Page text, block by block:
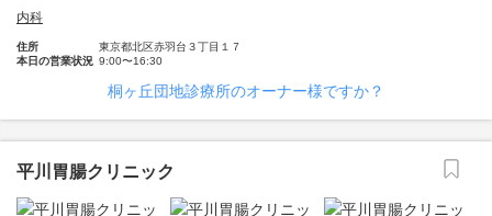
内科
住所
東京都北区赤羽台３丁目１７
本日の営業状況 9:00〜16:30
桐ヶ丘団地診療所のオーナー様ですか？
平川胃腸クリニック